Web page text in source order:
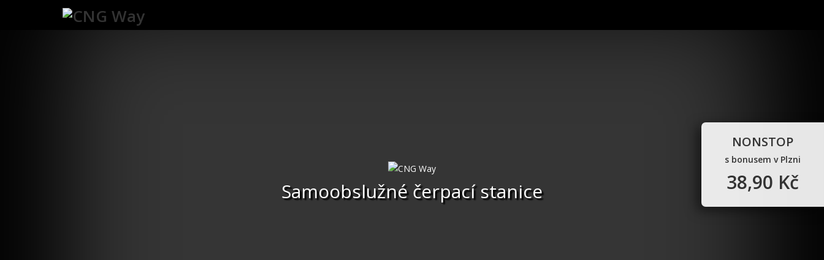
Samoobslužné čerpací stanice
NONSTOP
s bonusem v Plzni
38,90 Kč